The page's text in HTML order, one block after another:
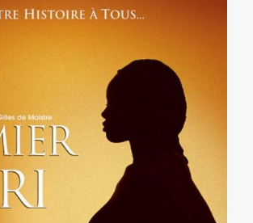
tötet. Am nächsten Morgen
auf. Schließlich kommt es
zum Showdown, in dessen Verlauf
werden und Alice ihre Mutter